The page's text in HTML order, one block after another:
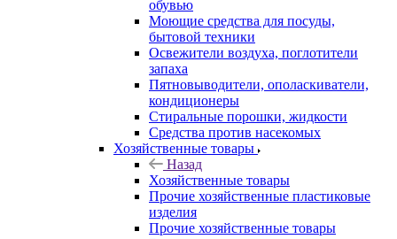
обувью
Моющие средства для посуды,
бытовой техники
Освежители воздуха, поглотители
запаха
Пятновыводители, ополаскиватели,
кондиционеры
Стиральные порошки, жидкости
Средства против насекомых
Хозяйственные товары
Назад
Хозяйственные товары
Прочие хозяйственные пластиковые
изделия
Прочие хозяйственные товары